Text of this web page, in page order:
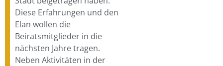
Diese Erfahrungen und den
Elan wollen die
Beiratsmitglieder in die
nächsten Jahre tragen.
Neben Aktivitäten in der